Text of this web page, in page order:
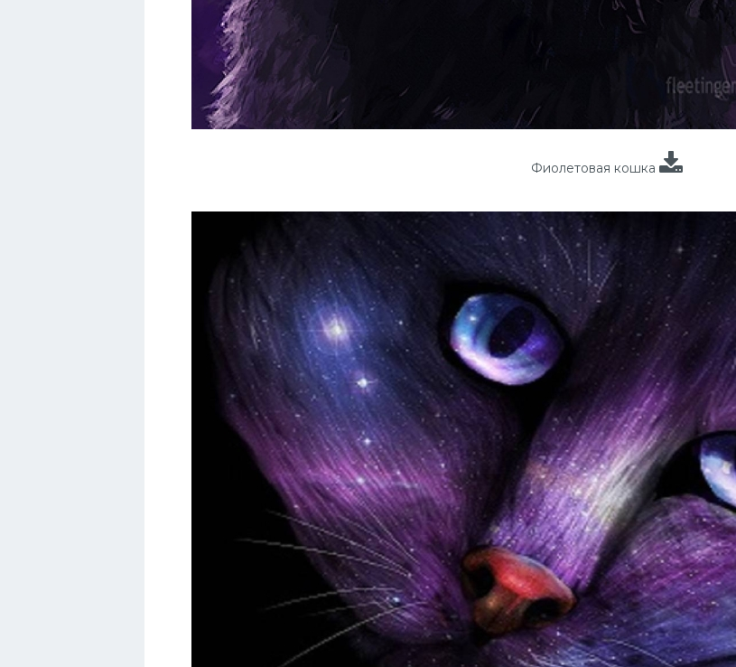
Фиолетовая кошка